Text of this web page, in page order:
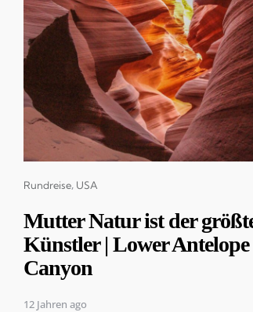
Categories
Rundreise USA
Mutter Natur ist der
Künstler | Lower Antelope
Canyon
12 Jahren ago